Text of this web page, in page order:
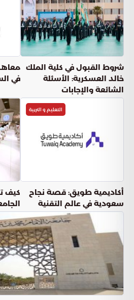
شروط القبول في كلية الملك
خالد العسكرية: الأسئلة
الشائعة والإجابات
في
التعليم و التربية
أكاديمية طويق: قصة نجاح
سعودية في عالم التقنية
كيف